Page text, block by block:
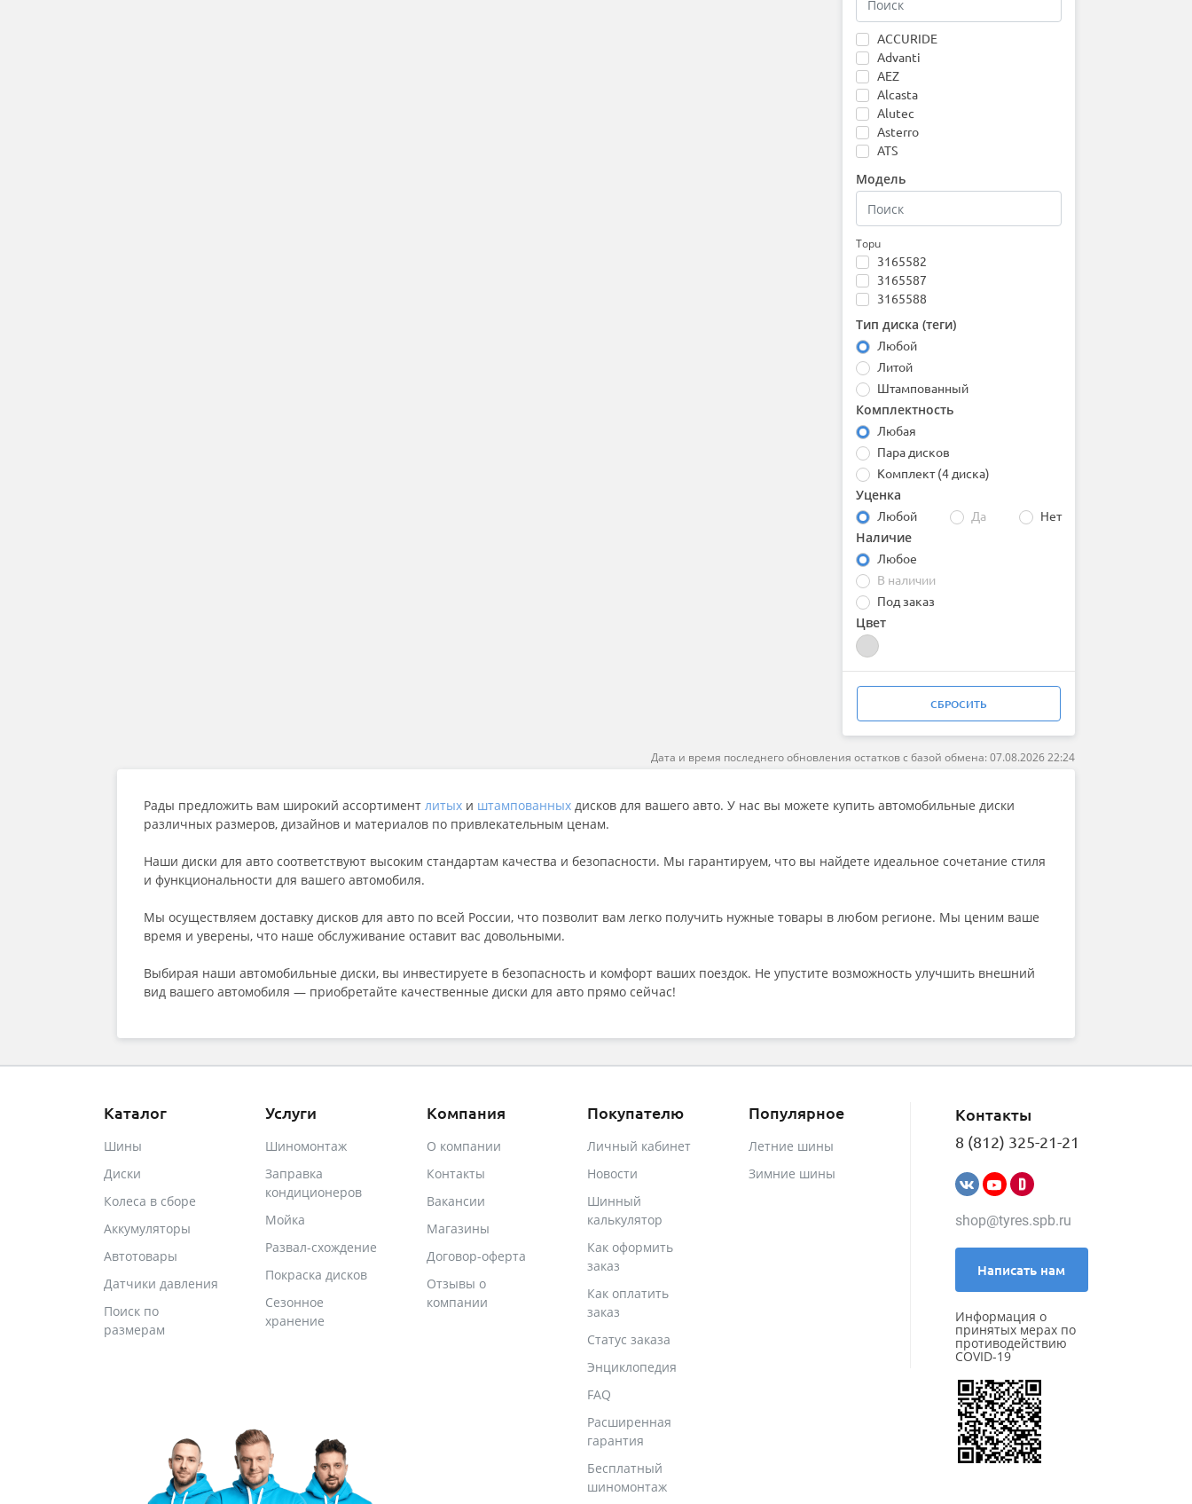
ACCURIDE
Advanti
AEZ
Alcasta
Alutec
Asterro
ATS
CROSS STREET
Dezent
Dotz
Enkei
Fondmetal
Gart
iFree
iFree Original
INCH
Inforged
KFZ
Khomen
Konig
Korea Wheel
Lizardo
LS
LS FlowForming
Magnetto
MAK
MAMBA
Megami
Next
NZ
OZ
PDW
Replica ST
Topu
TSW
X'trike
ZEPP 4х4
Реплика
Модель
Topu
3165582
3165587
3165588
Тип диска (теги)
Любой
Литой
Штампованный
Комплектность
Любая
Пара дисков
Комплект (4 диска)
Уценка
Любой Да Нет
Наличие
Любое
В наличии
Под заказ
Цвет
СБРОСИТЬ
Дата и время последнего обновления остатков с базой обмена: 07.08.2026 22:24
Рады предложить вам широкий ассортимент литых и штампованных дисков для вашего авто. У нас вы можете купить автомобильные диски
различных размеров, дизайнов и материалов по привлекательным ценам.
Наши диски для авто соответствуют высоким стандартам качества и безопасности. Мы гарантируем, что вы найдете идеальное сочетание стиля
и функциональности для вашего автомобиля.
Мы осуществляем доставку дисков для авто по всей России, что позволит вам легко получить нужные товары в любом регионе. Мы ценим ваше
время и уверены, что наше обслуживание оставит вас довольными.
Выбирая наши автомобильные диски, вы инвестируете в безопасность и комфорт ваших поездок. Не упустите возможность улучшить внешний
вид вашего автомобиля — приобретайте качественные диски для авто прямо сейчас!
Каталог
Шины
Диски
Колеса в сборе
Аккумуляторы
Автотовары
Датчики давления
Поиск по
размерам
Услуги
Шиномонтаж
Заправка
кондиционеров
Мойка
Развал-схождение
Покраска дисков
Сезонное
хранение
Компания
О компании
Контакты
Вакансии
Магазины
Договор-оферта
Отзывы о
компании
Покупателю
Личный кабинет
Новости
Шинный
калькулятор
Как оформить
заказ
Как оплатить
заказ
Статус заказа
Энциклопедия
FAQ
Расширенная
гарантия
Бесплатный
шиномонтаж
Популярное
Летние шины
Зимние шины
Контакты
8 (812) 325-21-21
shop@tyres.spb.ru
Написать нам
Информация о
принятых мерах по
противодействию
COVID-19